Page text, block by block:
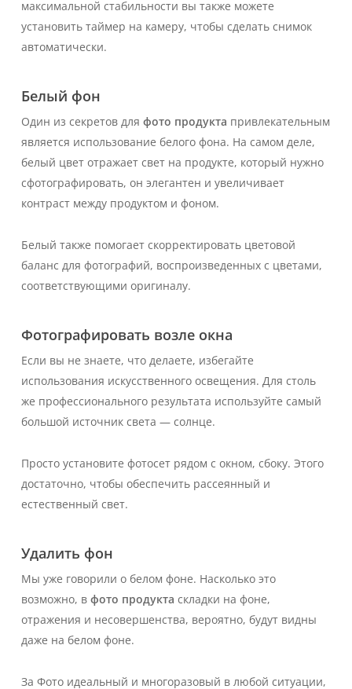
максимальной стабильности вы также можете
установить таймер на камеру, чтобы сделать снимок
автоматически.
Белый фон
Один из секретов для фото продукта привлекательным
является использование белого фона. На самом деле,
белый цвет отражает свет на продукте, который нужно
сфотографировать, он элегантен и увеличивает
контраст между продуктом и фоном.
Белый также помогает скорректировать цветовой
баланс для фотографий, воспроизведенных с цветами,
соответствующими оригиналу.
Фотографировать возле окна
Если вы не знаете, что делаете, избегайте
использования искусственного освещения. Для столь
же профессионального результата используйте самый
большой источник света — солнце.
Просто установите фотосет рядом с окном, сбоку. Этого
достаточно, чтобы обеспечить рассеянный и
естественный свет.
Удалить фон
Мы уже говорили о белом фоне. Насколько это
возможно, в фото продукта складки на фоне,
отражения и несовершенства, вероятно, будут видны
даже на белом фоне.
За Фото идеальный и многоразовый в любой ситуации,